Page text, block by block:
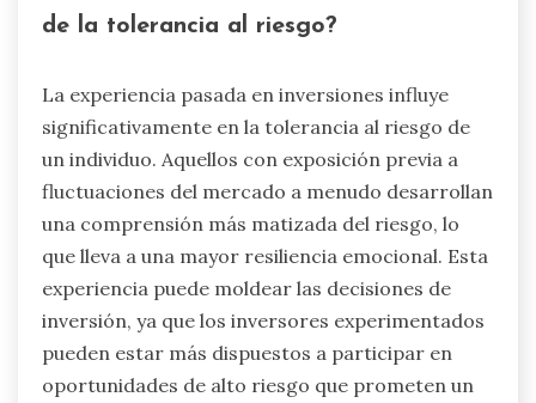
de la tolerancia al riesgo?
La experiencia pasada en inversiones influye
significativamente en la tolerancia al riesgo de
un individuo. Aquellos con exposición previa a
fluctuaciones del mercado a menudo desarrollan
una comprensión más matizada del riesgo, lo
que lleva a una mayor resiliencia emocional. Esta
experiencia puede moldear las decisiones de
inversión, ya que los inversores experimentados
pueden estar más dispuestos a participar en
oportunidades de alto riesgo que prometen un